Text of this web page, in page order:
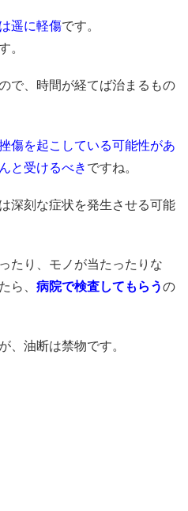
遥に軽傷です。
。
で、時間が経てば治まるもの
傷を起こしている可能性があ
と受けるべき ですね。
深刻な症状を発生させる可能
たり、モノが当たったりな
ら、 病院で検査してもらうの
、油断は禁物です。